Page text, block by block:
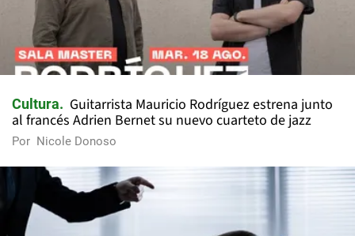
Cultura
Guitarrista Mauricio Rodríguez estrena junto
al francés Adrien Bernet su nuevo cuarteto de jazz
Por Nicole Donoso